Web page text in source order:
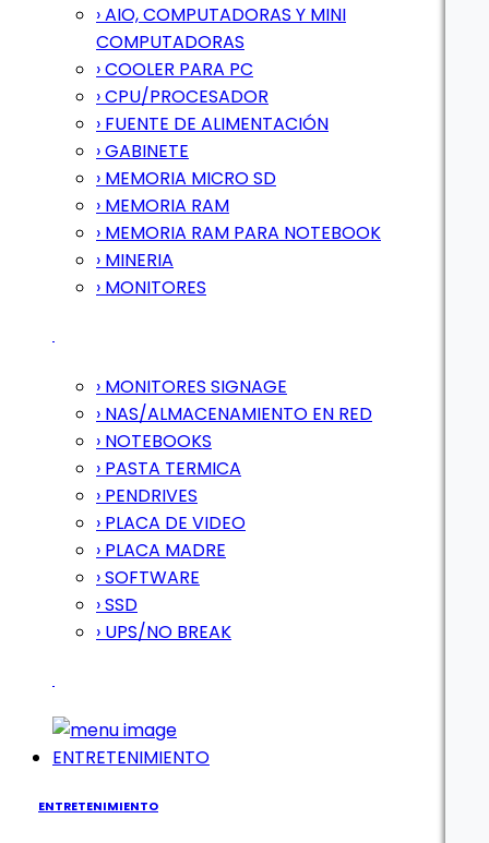
› AIO, COMPUTADORAS Y MINI
COMPUTADORAS
› COOLER PARA PC
› CPU/PROCESADOR
› FUENTE DE ALIMENTACIÓN
› GABINETE
› MEMORIA MICRO SD
› MEMORIA RAM
› MEMORIA RAM PARA NOTEBOOK
› MINERIA
› MONITORES
› MONITORES SIGNAGE
› NAS/ALMACENAMIENTO EN RED
› NOTEBOOKS
› PASTA TERMICA
› PENDRIVES
› PLACA DE VIDEO
› PLACA MADRE
› SOFTWARE
› SSD
› UPS/NO BREAK
ENTRETENIMIENTO
ENTRETENIMIENTO